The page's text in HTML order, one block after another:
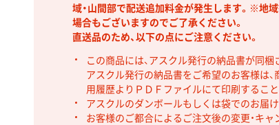
域・山間部で配送追加料金が発生します。※地
場合もございますのでご了承ください。
直送品のため、以下の点にご注意ください。
この商品には、アスクル発行の納品書が同梱
アスクル発行の納品書をご希望のお客様は、
用履歴よりＰＤＦファイルにて印刷すること
アスクルのダンボールもしくは袋でのお届け
お客様のご都合によるご注文後の変更・キャ